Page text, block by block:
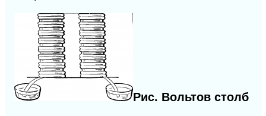
Рис. Вольтов столб